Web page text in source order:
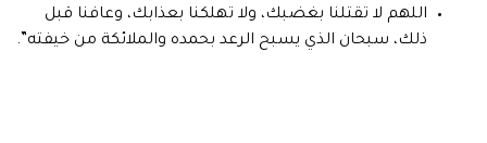
اللهم لا تقتلنا بغضبك، ولا تهلكنا بعذابك، وعافنا قبل
ذلك، سبحان الذي يسبح الرعد بحمده والملائكة من خيفته”.